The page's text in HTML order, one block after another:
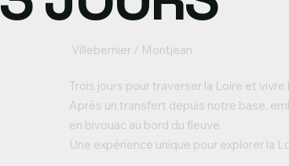
Villebernier / Montjean
Trois jours pour traverser la Loire et
Après un transfert depuis notre base,
en bivouac au bord du fleuve.
Une expérience unique pour explorer la